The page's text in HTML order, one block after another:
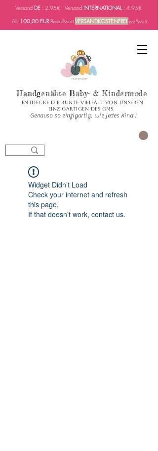
Versand DE : 2.95€ Versand INTERNATIONAL : 4.95€
Ab 100,00 EURBestellwertVERSANDKOSTENFREI weltweit
Handgenähte Baby- & Kindermode
Entdecke die bunte Vielfalt von unseren
einzigartigen Designs.
Genauso so einzigartig, wie jedes Kind !
Widget Didn’t Load
Check your internet and refresh
this page.
If that doesn’t work, contact us.